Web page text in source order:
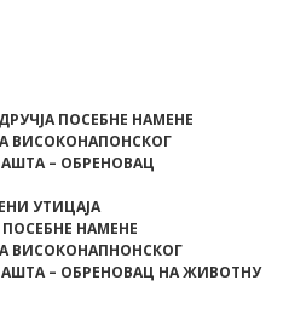
ПОСЕБНЕ НАМЕНЕ
ВИСОКОНАПОНСКОГ
– ОБРЕНОВАЦ
УТИЦАЈА
НАМЕНЕ
ВИСОКОНАПНОНСКОГ
– ОБРЕНОВАЦ НА ЖИВОТНУ